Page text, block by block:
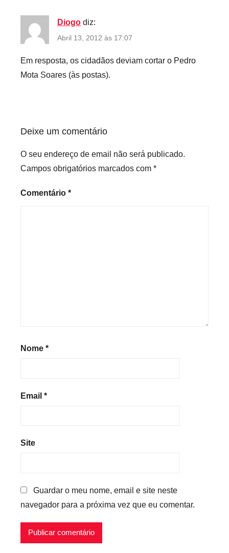
Diogo diz:
Abril 13, 2012 às 17:07
Em resposta, os cidadãos deviam cortar o Pedro
Mota Soares (às postas).
Deixe um comentário
O seu endereço de email não será publicado.
Campos obrigatórios marcados com *
Comentário *
Nome *
Email *
Site
Guardar o meu nome, email e site neste
navegador para a próxima vez que eu comentar.